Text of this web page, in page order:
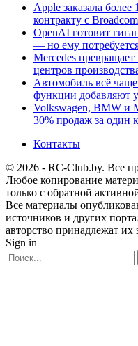
Apple заказала
контракту с
OpenAI готовит
— но ему
Mercedes
центров
Автомобиль всё
функции добавляют
Volkswagen, BMW и
30% продаж за один
Контакты
© 2026 - RC-Club.by. Все
Любое копирование
только с обратной
Все материалы
источников и других
авторство принадлежат
Sign in